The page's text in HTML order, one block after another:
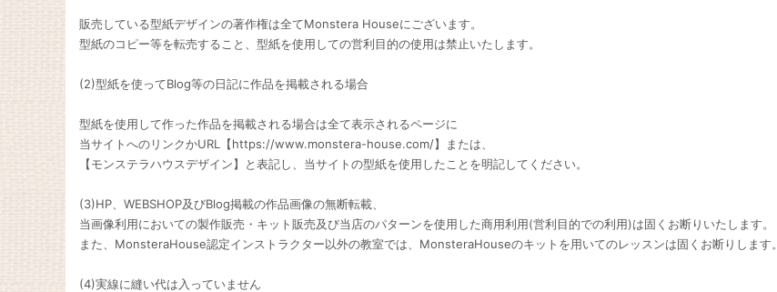
販売している型紙デザインの著作権は全てMonstera Houseにございます。
型紙のコピー等を転売すること、型紙を使用しての営利目的の使用は禁止いたします。
(2)型紙を使ってBlog等の日記に作品を掲載される場合
型紙を使用して作った作品を掲載される場合は全て表示されるページに
当サイトへのリンクかURL【https://www.monstera-house.com/】または、
【モンステラハウスデザイン】と表記し、当サイトの型紙を使用したことを明記してください。
(3)HP、WEBSHOP及びBlog掲載の作品画像の無断転載、
当画像利用においての製作販売・キット販売及び当店のパターンを使用した商用利用(営利目的での利用)は固くお断りいたします。
また、MonsteraHouse認定インストラクター以外の教室では、MonsteraHouseのキットを用いてのレッスンは固くお断りします。
(4)実線に縫い代は入っていません